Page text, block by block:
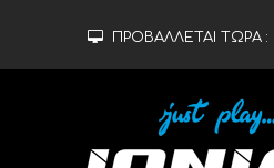
ΠΡΟΒΑΛΛΕΤΑΙ ΤΩΡΑ :